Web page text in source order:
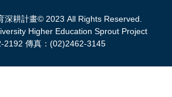
深耕計畫© 2023 All Rights Reserved.
Higher Education Sprout Project
2192 傳真：(02)2462-3145